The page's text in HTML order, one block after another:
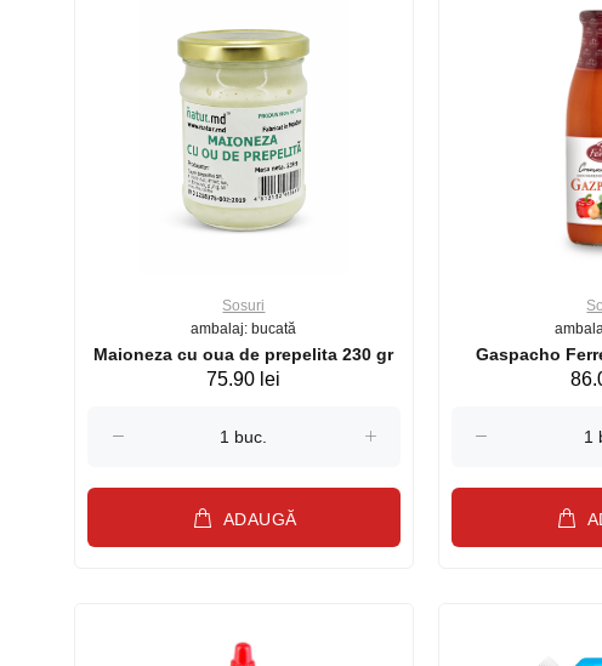
Sosuri
ambalaj: bucată
Maioneza cu oua de prepelita 230 gr
75.90 lei
ADAUGĂ
Gaspacho